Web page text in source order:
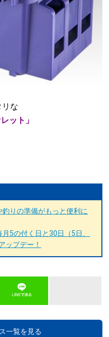
リな
ット」
釣りの準備がもっと便利に
5の付く日と30日（5日、
ップデー！
一覧を見る